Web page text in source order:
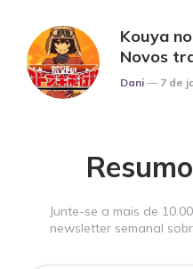
Kouya
Novos
Posted
Dani 7 de
Junte-se a mais de
newsletter semanal